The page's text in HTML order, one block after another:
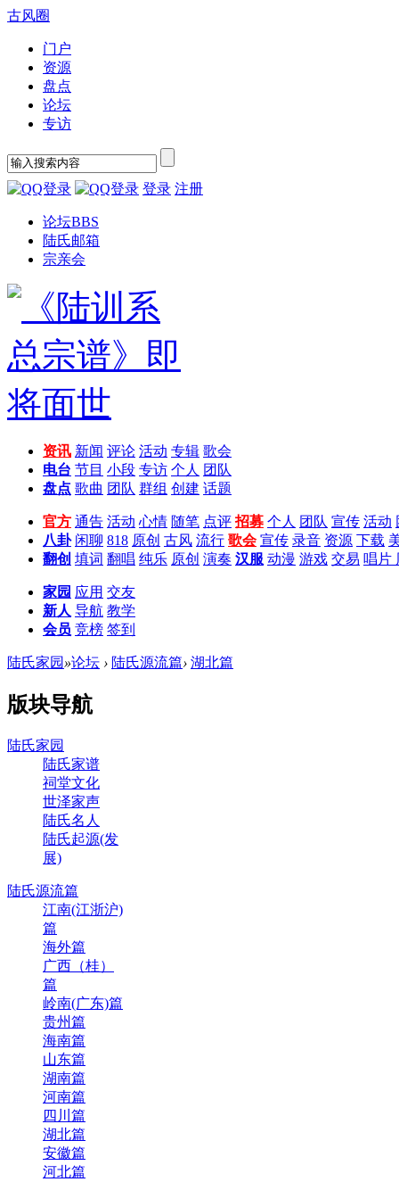
古风圈
门户
资源
盘点
论坛
专访
登录 注册
论坛BBS
陆氏邮箱
宗亲会
资讯 新闻 评论 活动 专辑 歌会
电台 节目 小段 专访 个人 团队
盘点 歌曲 团队 群组 创建 话题
官方 通告 活动 心情 随笔 点评 招募 个人 团队 宣传 活动
八卦 闲聊 818 原创 古风 流行 歌会 宣传 录音 资源 下载
翻创 填词 翻唱 纯乐 原创 演奏 汉服 动漫 游戏 交易 唱片
家园 应用 交友
新人 导航 教学
会员 竞榜 签到
陆氏家园 »论坛 › 陆氏源流篇› 湖北篇
版块导航
陆氏家园
陆氏家谱
祠堂文化
世泽家声
陆氏名人
陆氏起源(发
展)
陆氏源流篇
江南(江浙沪)
篇
海外篇
广西（桂）
篇
岭南(广东)篇
贵州篇
海南篇
山东篇
湖南篇
河南篇
四川篇
湖北篇
安徽篇
河北篇